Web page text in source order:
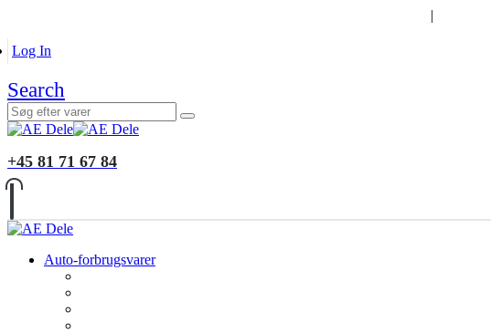
|
Log In
Search
+45 81 71 67 84
Auto-forbrugsvarer